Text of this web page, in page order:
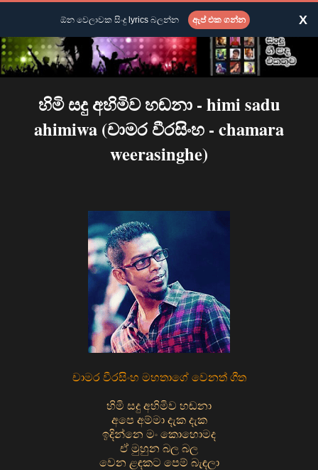
හිමි සදු අහිමිව හඬනා - himi sadu
ahimiwa (චාමර වීරසිංහ - chamara
weerasinghe)
චාමර වීරසිංහ මහතාගේ වෙනත් ගීත
හිමි සදු අහිමිව හඬනා
අපෙ අම්මා දැක දැක
ඉදින්නෙ මං කොහොමද
ඒ මුහුන බල බල
වෙන ළඳකට පෙම් බැඳලා
ඕන වෙලාවක සිංදු lyrics බලන්න ඇප් එක ගන්න X